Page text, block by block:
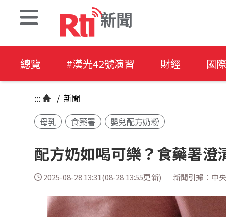
新聞
總覽 #漢光42號演習 財經 國際
::: / 新聞
母乳
食藥署 嬰兒配方奶粉
配方奶如喝可樂？食藥署澄
2025-08-28 13:31(08-28 13:55更新) 新聞引據：中